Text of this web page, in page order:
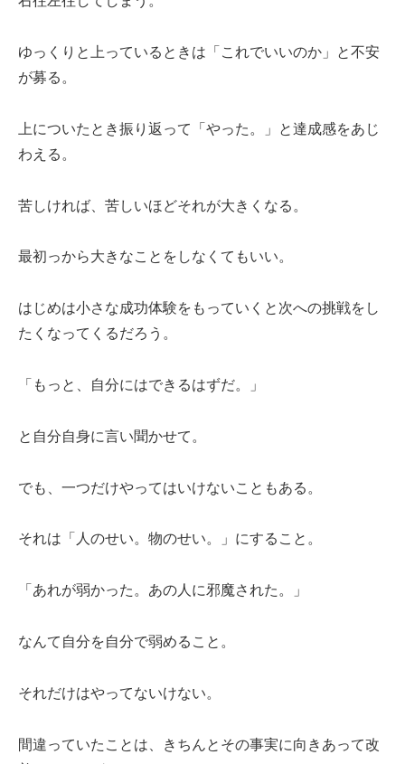
ゆっくりと上っているときは「これでいいのか」と不安
が募る。
上についたとき振り返って「やった。」と達成感をあじ
わえる。
苦しければ、苦しいほどそれが大きくなる。
最初っから大きなことをしなくてもいい。
はじめは小さな成功体験をもっていくと次への挑戦をし
たくなってくるだろう。
「もっと、自分にはできるはずだ。」
と自分自身に言い聞かせて。
でも、一つだけやってはいけないこともある。
それは「人のせい。物のせい。」にすること。
「あれが弱かった。あの人に邪魔された。」
なんて自分を自分で弱めること。
それだけはやってないけない。
間違っていたことは、きちんとその事実に向きあって改